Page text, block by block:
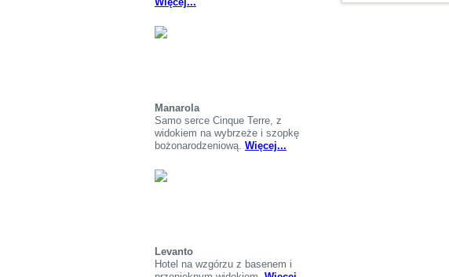
Manarola
Samo serce Cinque Terre, z
widokiem na wybrzeże i szopkę
bożonarodzeniową. Więcej...
Levanto
Hotel na wzgórzu z basenem i